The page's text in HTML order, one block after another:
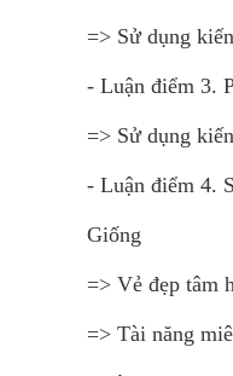
=> Sử dụng
- Luận điểm 3.
=> Sử dụng
- Luận điểm 4.
Giống
=> Vẻ đẹp tâm
=> Tài năng